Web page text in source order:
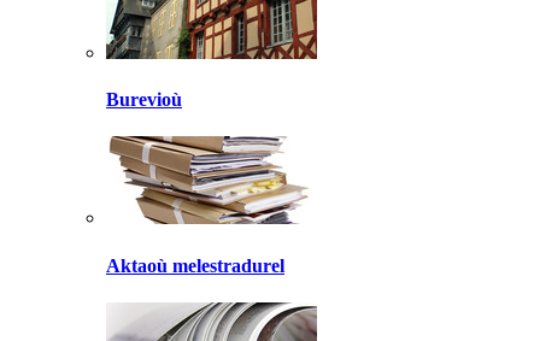
Burevioù
Aktaoù melestradurel